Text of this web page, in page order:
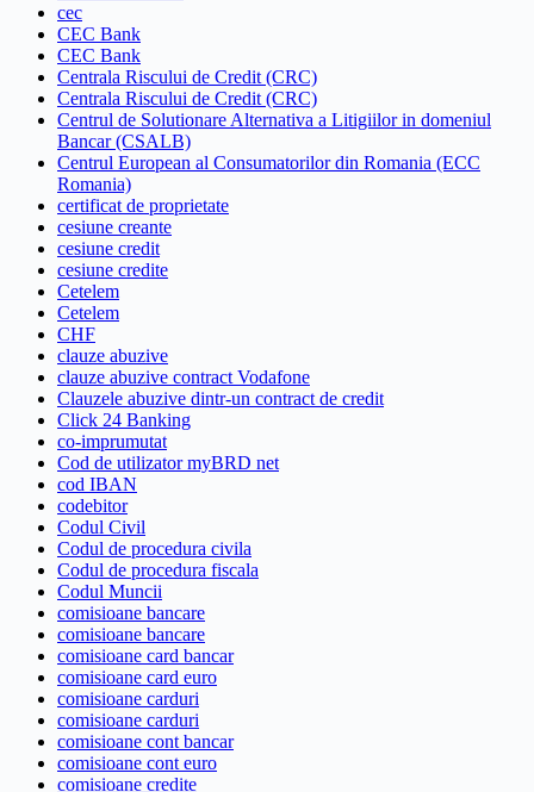
cec
CEC Bank
CEC Bank
Centrala Riscului de Credit (CRC)
Centrala Riscului de Credit (CRC)
Centrul de Solutionare Alternativa a Litigiilor in domeniul
Bancar (CSALB)
Centrul European al Consumatorilor din Romania (ECC
Romania)
certificat de proprietate
cesiune creante
cesiune credit
cesiune credite
Cetelem
Cetelem
CHF
clauze abuzive
clauze abuzive contract Vodafone
Clauzele abuzive dintr-un contract de credit
Click 24 Banking
co-imprumutat
Cod de utilizator myBRD net
cod IBAN
codebitor
Codul Civil
Codul de procedura civila
Codul de procedura fiscala
Codul Muncii
comisioane bancare
comisioane bancare
comisioane card bancar
comisioane card euro
comisioane carduri
comisioane carduri
comisioane cont bancar
comisioane cont euro
comisioane credite